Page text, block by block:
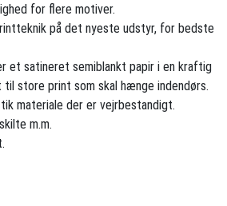
for flere motiver.
på det nyeste udstyr, for bedste
et satineret semiblankt papir i en kraftig
store print som skal hænge indendørs.
materiale der er vejrbestandigt.
m.m.